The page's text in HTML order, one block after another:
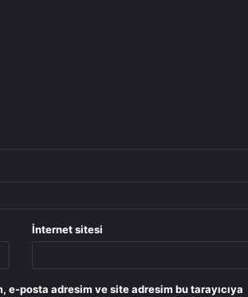
İnternet sitesi
e-posta adresim ve site adresim bu tarayıcıya